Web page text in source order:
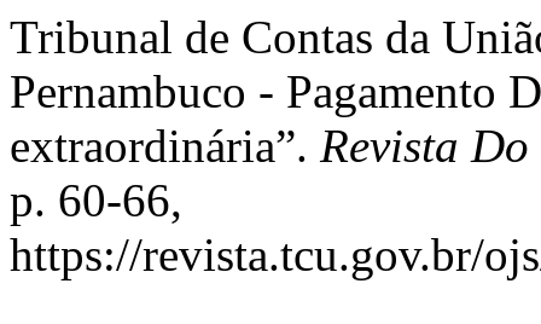
Tribunal de Contas da
Pernambuco - Pagamento
extraordinária”. Revista
p. 60-66,
https://revista.tcu.gov.br/